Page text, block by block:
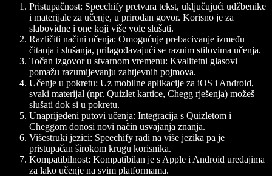
Pristupačnost: Speechify pretvara tekst, uključujući udžbenike
i materijale za učenje, u prirodan govor. Korisno je za
slabovidne i one koji više vole slušati.
Različiti načini učenja: Omogućuje prebacivanje između
čitanja i slušanja, prilagođavajući se raznim stilovima učenja.
Točan izgovor u stvarnom vremenu: Kvalitetni glasovi
pomažu razumijevanju zahtjevnih pojmova.
Učenje u pokretu: Uz mobilne aplikacije za iOS i Android,
svaki materijal (npr. Quizlet kartice, Chegg rješenja) možeš
slušati dok si u pokretu.
Unaprijeđeni putovi učenja: Integracija s Quizletom i
Cheggom donosi novi način usvajanja znanja.
Višestruki jezici: Speechify radi na više jezika pa je
pristupačan širokom krugu korisnika.
Kompatibilnost: Kompatibilan je s Apple i Android uređajima
za lako učenje na svim platformama.